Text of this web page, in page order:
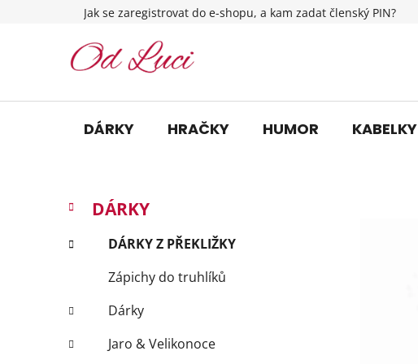
Jak se zaregistrovat do e-shopu, a kam zadat členský PIN?
DÁRKY HRAČKY HUMOR KABELKY
P
s
a
n
Přeskočit
kategorie
K
a
e
r
e
DÁRKY
DÁRKY Z PŘEKLIŽKY
Zápichy do truhlíků
Dárky
Jaro & Velikonoce